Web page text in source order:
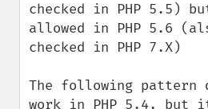
checked in PHP 5.5)
allowed in PHP 5.6
checked in PHP 7.X)
The following pattern
work in PHP 5.4, but